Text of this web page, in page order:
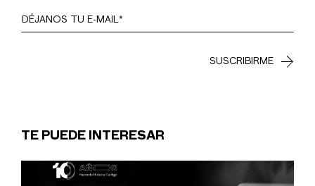
TE PUEDE INTERESAR